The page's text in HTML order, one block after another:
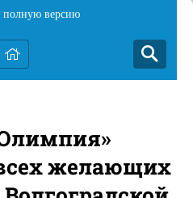
полную версию
желающих